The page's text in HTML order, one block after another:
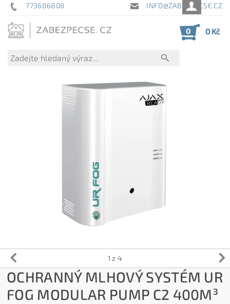
773686808 INFO@ZABEZPECSE.CZ
0 0 Kč
1 z 4
OCHRANNÝ MLHOVÝ SYSTÉM UR
FOG MODULAR PUMP C2 400M³